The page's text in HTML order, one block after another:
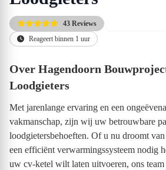
43 Reviews
Reageert binnen 1 uur
Over Hagendoorn
Loodgieters
Met jarenlange ervaring en een
vakmanschap, zijn wij uw betrouwbare
loodgietersbehoeften. Of u nu droomt
een efficiënt verwarmingssysteem nodig
uw cv-ketel wilt laten uitvoeren, ons